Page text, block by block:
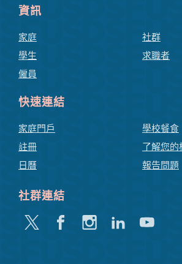
資訊
家庭
學生
僱員
社群
求職者
快速連結
家庭門戶
註冊
日曆
學校餐食
了解您的
報告問題
社群連結
嘰
FacebookInstagram
領
Youtube